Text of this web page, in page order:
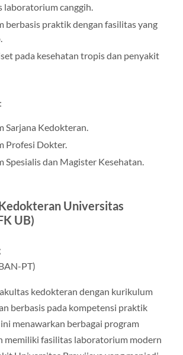
laboratorium canggih.
berbasis praktik dengan fasilitas yang
pada kesehatan tropis dan penyakit
Sarjana Kedokteran.
Profesi Dokter.
Spesialis dan Magister Kesehatan.
Universitas
UB)
PT)
kedokteran dengan kurikulum
berbasis pada kompetensi praktik
menawarkan berbagai program
memiliki fasilitas laboratorium modern